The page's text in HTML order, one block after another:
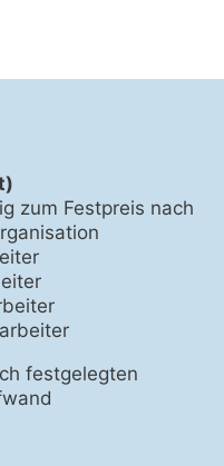
zum Festpreis nach
festgelegten